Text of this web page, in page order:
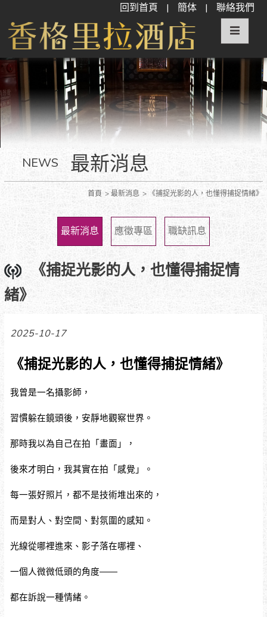
回到首頁 | 簡体 | 聯絡我們
NEWS 最新消息
首頁 最新消息 《捕捉光影的人，也懂得捕捉情緒》
最新消息 應徵專區 職缺訊息
《捕捉光影的人，也懂得捕捉情
緒》
2025-10-17
《捕捉光影的人，也懂得捕捉情緒》
我曾是一名攝影師，
習慣躲在鏡頭後，安靜地觀察世界。
那時我以為自己在拍「畫面」，
後來才明白，我其實在拍「感覺」。
每一張好照片，都不是技術堆出來的，
而是對人、對空間、對氛圍的感知。
光線從哪裡進來、影子落在哪裡、
一個人微微低頭的角度——
都在訴說一種情緒。